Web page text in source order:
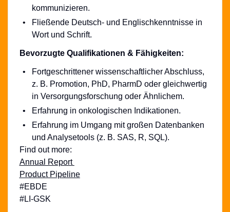
kommunizieren.
Fließende Deutsch- und Englischkenntnisse in
Wort und Schrift.
Bevorzugte Qualifikationen & Fähigkeiten:
Fortgeschrittener wissenschaftlicher Abschluss,
z. B. Promotion, PhD, PharmD oder gleichwertig
in Versorgungsforschung oder Ähnlichem.
Erfahrung in onkologischen Indikationen.
Erfahrung im Umgang mit großen Datenbanken
und Analysetools (z. B. SAS, R, SQL).
Find out more:
Annual Report
ProductPipeline
#EBDE
#LI-GSK